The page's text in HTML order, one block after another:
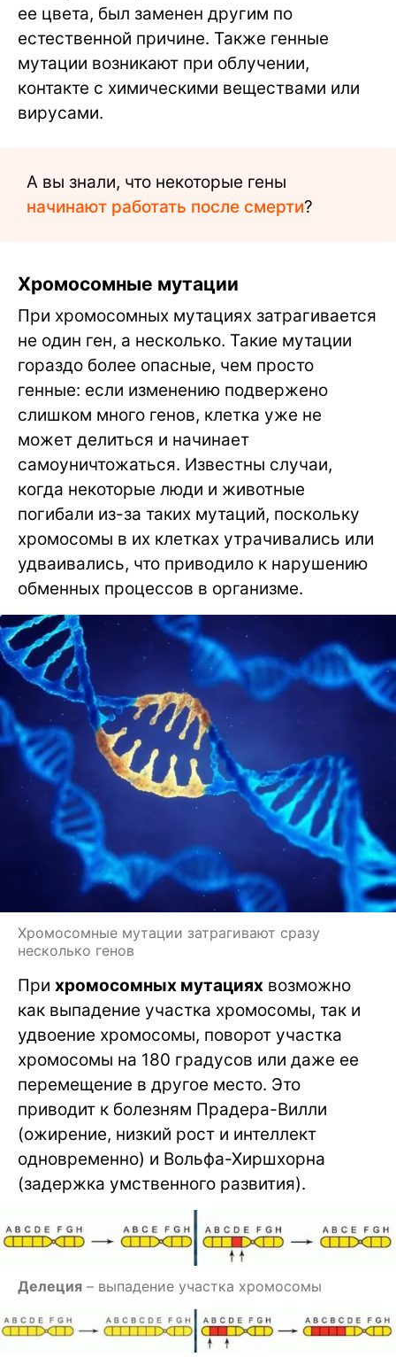
ее цвета, был заменен другим по
естественной причине. Также генные
мутации возникают при облучении,
контакте с химическими веществами или
вирусами.
А вы знали, что некоторые гены
начинают работать после смерти?
Хромосомные мутации
При хромосомных мутациях затрагивается
не один ген, а несколько. Такие мутации
гораздо более опасные, чем просто
генные: если изменению подвержено
слишком много генов, клетка уже не
может делиться и начинает
самоуничтожаться. Известны случаи,
когда некоторые люди и животные
погибали из-за таких мутаций, поскольку
хромосомы в их клетках утрачивались или
удваивались, что приводило к нарушению
обменных процессов в организме.
Хромосомные мутации затрагивают сразу
несколько генов
При хромосомных мутациях возможно
как выпадение участка хромосомы, так и
удвоение хромосомы, поворот участка
хромосомы на 180 градусов или даже ее
перемещение в другое место. Это
приводит к болезням Прадера-Вилли
(ожирение, низкий рост и интеллект
одновременно) и Вольфа-Хиршхорна
(задержка умственного развития).
Делеция – выпадение участка хромосомы